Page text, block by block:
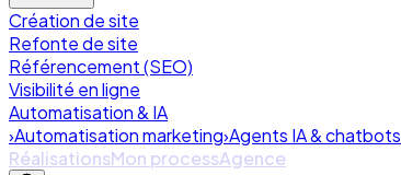
Création de site
Refonte de site
Référencement (SEO)
Visibilité en ligne
Automatisation & IA
›Automatisation marketing›Agents IA & chatbots
RéalisationsMon processAgence